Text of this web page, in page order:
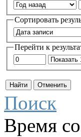
Сортировать
Перейти к
Поиск
Время